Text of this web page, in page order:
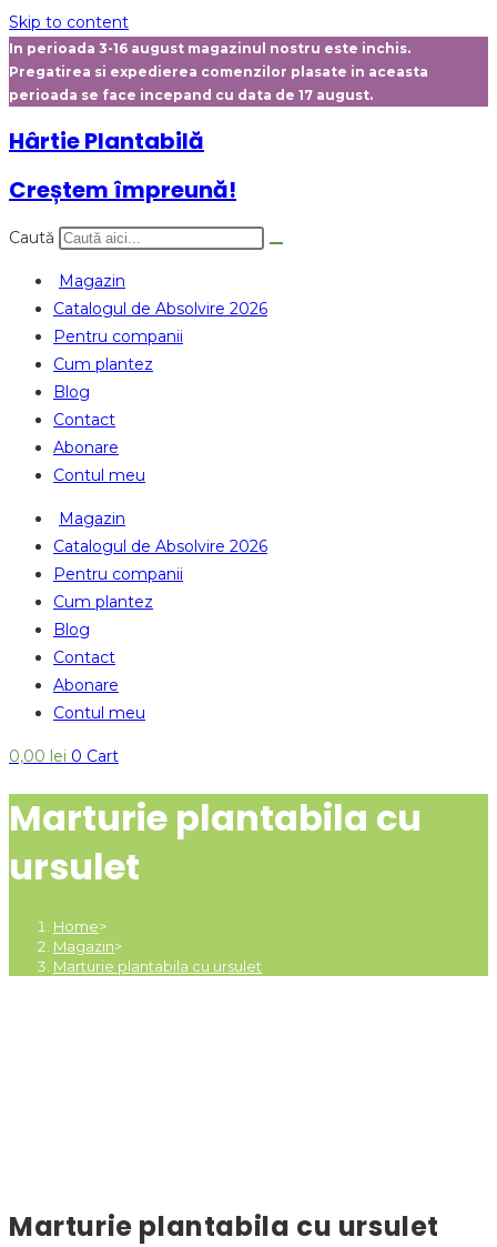
Skip to content
In perioada 3-16 august magazinul nostru este inchis.
Pregatirea si expedierea comenzilor plasate in aceasta
perioada se face incepand cu data de 17 august.
Hârtie Plantabilă
Creștem împreună!
Caută
Magazin
Catalogul de Absolvire 2026
Pentru companii
Cum plantez
Blog
Contact
Abonare
Contul meu
Magazin
Catalogul de Absolvire 2026
Pentru companii
Cum plantez
Blog
Contact
Abonare
Contul meu
0,00 lei 0 Cart
Marturie plantabila cu
ursulet
Home>
Magazin>
Marturie plantabila cu ursulet
Marturie plantabila cu ursulet